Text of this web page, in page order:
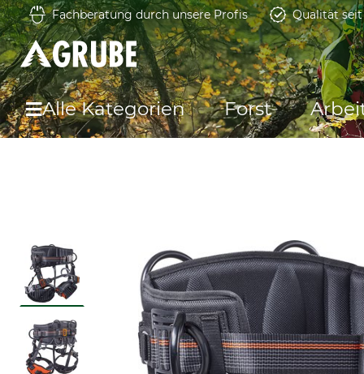
Fachberatung durch unsere Profis Qualität
Alle Kategorien Forst